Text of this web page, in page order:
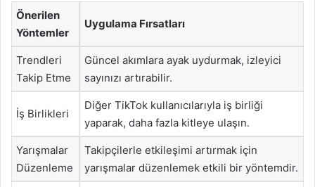
Önerilen
Yöntemler
Uygulama Fırsatları
Trendleri
Takip Etme
Güncel akımlara ayak uydurmak, izleyici
sayınızı artırabilir.
İş Birlikleri
Diğer TikTok kullanıcılarıyla iş birliği
yaparak, daha fazla kitleye ulaşın.
Yarışmalar
Düzenleme
Takipçilerle etkileşimi artırmak için
yarışmalar düzenlemek etkili bir yöntemdir.